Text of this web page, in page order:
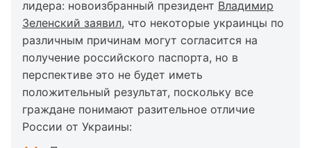
лидера: новоизбранный президент Владимир
Зеленский заявил, что некоторые украинцы по
различным причинам могут согласится на
получение российского паспорта, но в
перспективе это не будет иметь
положительный результат, поскольку все
граждане понимают разительное отличие
России от Украины: